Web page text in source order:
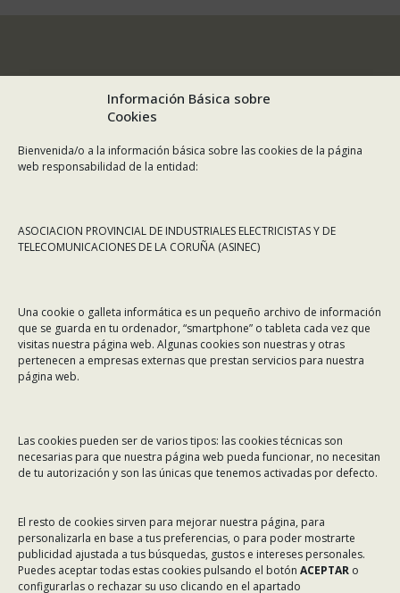
Información Básica sobre
Cookies
Bienvenida/o a la información básica sobre las cookies de la página
web responsabilidad de la entidad:
ASOCIACION PROVINCIAL DE INDUSTRIALES ELECTRICISTAS Y DE
TELECOMUNICACIONES DE LA CORUÑA (ASINEC)
Una cookie o galleta informática es un pequeño archivo de información
que se guarda en tu ordenador, “smartphone” o tableta cada vez que
visitas nuestra página web. Algunas cookies son nuestras y otras
pertenecen a empresas externas que prestan servicios para nuestra
página web.
Las cookies pueden ser de varios tipos: las cookies técnicas son
necesarias para que nuestra página web pueda funcionar, no necesitan
de tu autorización y son las únicas que tenemos activadas por defecto.
El resto de cookies sirven para mejorar nuestra página, para
personalizarla en base a tus preferencias, o para poder mostrarte
publicidad ajustada a tus búsquedas, gustos e intereses personales.
Puedes aceptar todas estas cookies pulsando el botón ACEPTAR o
configurarlas o rechazar su uso clicando en el apartado
Dirección: Rafael Alberti 7, 1º C-D. 15008 A Coruña
Teléfono: 981 299 710
Email: asinec@asinec.org
Noticias
Servicios
Asociados
Tablón de Anuncios